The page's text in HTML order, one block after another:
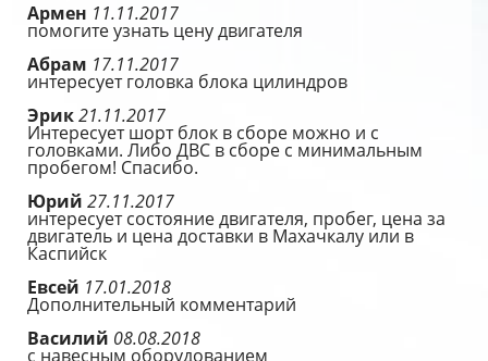
Армен 11.11.2017
помогите узнать цену двигателя
Абрам 17.11.2017
интересует головка блока цилиндров
Эрик21.11.2017
Интересует шорт блок в сборе можно и с
головками. Либо ДВС в сборе с минимальным
пробегом! Спасибо.
Юрий 27.11.2017
интересует состояние двигателя, пробег, цена за
двигатель и цена доставки в Махачкалу или в
Каспийск
Евсей 17.01.2018
Дополнительный комментарий
Василий 08.08.2018
с навесным оборудованием